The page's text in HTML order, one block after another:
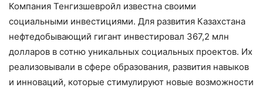
Компания Тенгизшевройл известна своими
социальными инвестициями. Для развития Казахстана
нефтедобывающий гигант инвестировал 367,2 млн
долларов в сотню уникальных социальных проектов. Их
реализовывали в сфере образования, развития навыков
и инноваций, которые стимулируют новые возможности